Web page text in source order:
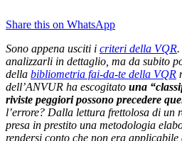
Share this on WhatsApp
Sono appena usciti i criteri della VQR.
analizzarli in dettaglio, ma da subito
della bibliometria fai-da-te della VQR
dell’ANVUR ha escogitato una
riviste peggiori possono precedere
l’errore? Dalla lettura frettolosa di un
presa in prestito una metodologia
rendersi conto che non era